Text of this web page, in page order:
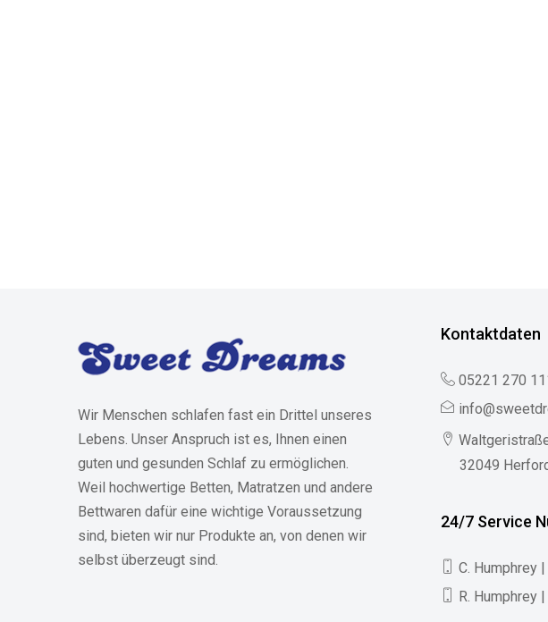
Wir Menschen schlafen fast ein Drittel unseres
Lebens. Unser Anspruch ist es, Ihnen einen
guten und gesunden Schlaf zu ermöglichen.
Weil hochwertige Betten, Matratzen und andere
Bettwaren dafür eine wichtige Voraussetzung
sind, bieten wir nur Produkte an, von denen wir
selbst überzeugt sind.
Kontaktdaten
05221 270
32049
24/7 Service
C. Humphrey
R. Humphrey